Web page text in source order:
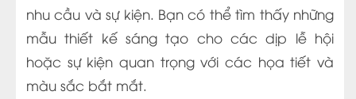
nhu cầu và sự kiện. Bạn có thể tìm thấy những
mẫu thiết kế sáng tạo cho các dịp lễ hội
hoặc sự kiện quan trọng với các họa tiết và
màu sắc bắt mắt.